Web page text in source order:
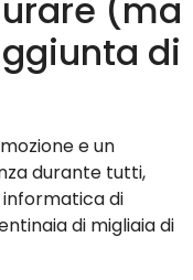
(ma
di
e un
durante tutti,
di
di migliaia di